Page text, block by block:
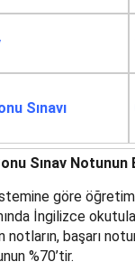
Sınavı
Sınav Notunun
göre
İngilizce
başarı
%70’tir.